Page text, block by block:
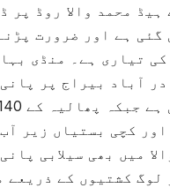
ہیڈ محمد والا روڈ پر
گئی ہے اور ضرورت
کی تیاری ہے۔ منڈی
آباد بیراج پر
اور کچی بستیاں زیر
میں بھی سیلابی
لوگ کشتیوں کے ذریعے